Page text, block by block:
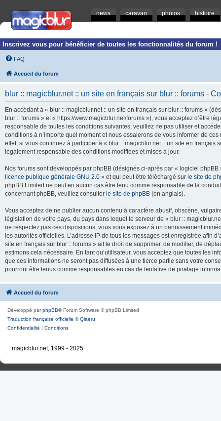
news caravan photos histoire
Inscrivez vous pour bénéficier de toutes les fonctionnalités du forum !
FAQ
Accueil du forum
blur :: magicblur.net :: un site en français sur blur :: forums -
En accédant à « blur :: magicblur.net :: un site en français sur blur :: forums »
blur :: forums » et « https://www.magicblur.net/forums »), vous acceptez d’être
responsable de toutes les conditions suivantes, veuillez ne pas utiliser et
conditions à n’importe quel moment et nous essaierons de vous informer de
effet, si vous continuez à participer à « blur :: magicblur.net :: un site en
légalement responsable des conditions modifiées et mises à jour.
Nos forums sont développés par phpBB (désignés ci-après par « logiciel
licence publique générale GNU 2.0 » et qui peut être téléchargé sur le site de
phpBB Limited ne peut en aucun cas être tenu comme responsable de la
concernant phpBB, veuillez consulter le site de phpBB (en anglais).
Vous acceptez de ne publier aucun contenu à caractère abusif, obscène,
législation de votre pays, du pays dans lequel le serveur de « blur ::
ne respectez pas ces dispositions, vous vous exposez à un bannissement
les autorités officielles. L’adresse IP de tous les messages est enregistrée afin
site en français sur blur :: forums » ait le droit de supprimer, de modifier, de
estimons cela nécessaire. En tant qu’utilisateur, vous acceptez que toutes les
que ces informations ne seront pas diffusées à une tierce partie sans votre
pourront être tenus comme responsables en cas de tentative de piratage
Accueil du forum
Développé parphpBB® Forum Software © phpBB Limited
Traduction française officielle ©Qiaeru
Confidentialité | Conditions
magicblur.net, 1999 - 2025